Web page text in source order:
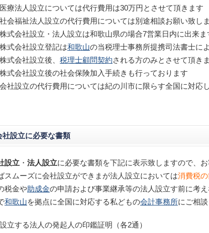
医療法人設立については代行費用は30万円とさせて頂きます
社会福祉法人設立の代行費用については別途相談お願い致し
株式会社設立・法人設立は和歌山県の場合7営業日内に出来ま
株式会社設立登記は和歌山の当税理士事務所提携司法書士に
株式会社設立後、 税理士顧問契約される方のみとさせて頂き
株式会社設立後の社会保険加入手続きも行っております
会社設立の代行費用については紀の川市に限らす全国に対応
社設立に必要な書類
設立 ・ 法人設立に必要な書類を下記に表示致しますので、
スムーズに会社設立ができまが法人設立においては消費税
税金や助成金の申請および事業継承等の法人設立す前に考
和歌山を拠点に全国に対応する私どもの会計事務所にご相
設立する法人の発起人の印鑑証明（各2通）